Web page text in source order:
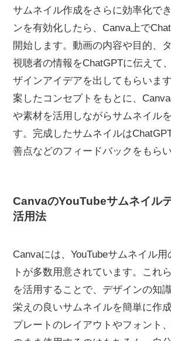
サムネイル作成をさらに効率化で
ンを有効化したら、Canva上で
開始します。動画の内容や目的、
視聴者の情報をChatGPTに伝えて
ザインアイデアを出してもらいま
案したコンセプトをもとに、
や素材を活用しながらサムネイル
す。完成したサムネイルは
善点などのフィードバックをもら
CanvaのYouTubeサムネイル
活用法
Canvaには、YouTubeサムネイル
トが多数用意されています。これ
を活用することで、デザインの知
栄えの良いサムネイルを簡単に作
プレートのレイアウトやフォント